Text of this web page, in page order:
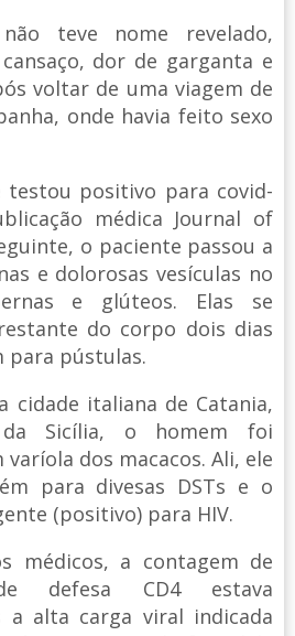
teve nome revelado,
dor de garganta e
voltar de uma viagem de
onde havia feito sexo
testou positivo para covid-
médica Journal of
o paciente passou a
e dolorosas vesículas no
e glúteos. Elas se
do corpo dois dias
para pústulas.
cidade italiana de Catania,
Sicília, o homem foi
dos macacos. Ali, ele
para divesas DSTs e o
(positivo) para HIV.
médicos, a contagem de
defesa CD4 estava
a alta carga viral indicada